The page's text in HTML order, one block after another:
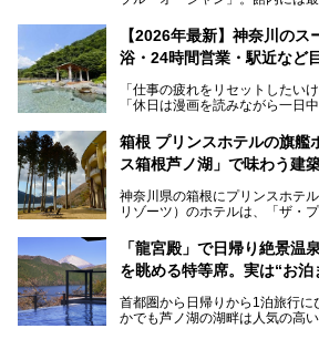
的な“没入感（イマーシブ）”を
今回は、そんな大注目の施設に
を見学させていただきました！
サウナ室の中に咲き誇る桜、魚
リのビーチを思わせる休憩スペ
内の様子をレポートします！
【2026年最新】神奈川の
浴・24時間営業・駅近など
「仕事の疲れをリセットしたい
「休日は漫画を読みながら一日
たい」
そんな「癒やされたい」という
神奈川県には、サウナや岩盤浴
など、“非日常”を味わえるスー
う」という人も多いはず。
そこで今回は、神奈川県内の人
業」「駅近」など、目的別に厳
今の気分にぴったりの施設を見
箱根 プリンスホテルの旗艦
ス箱根芦ノ湖」で味わう建
神奈川県の箱根にプリンスホテ
リゾーツ）のホテルは、「ザ・
「箱根仙石原プリンスホテル」
「ザ・プリンス 箱根芦ノ湖」は
プ（旗艦）に位置づけられる特
昭和の日本を代表する建築家の
に建てた桃源郷のようなホテル
「龍宮殿」で日帰り絶景温
を眺める特等席。実は“お泊
首都圏から日帰りから1泊旅行に
かでも芦ノ湖の湖畔は人気の高